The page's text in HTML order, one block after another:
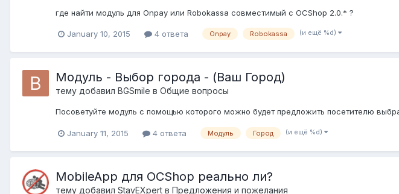
где найти модуль для Onpay или Robokassa совместимый с OCShop 2.0.* ?
January 10, 2015 4 ответа Onpay Robokassa (и ещё %d)
Модуль - Выбор города - (Ваш Город)
тему добавил BGSmile в Общие вопросы
Посоветуйте модуль с помощью которого можно будет предложить посетителю
January 11, 2015 4 ответа Модуль Город (и ещё %d)
MobileApp для OCShop реально ли?
тему добавил StavEXpert в Предложения и пожелания